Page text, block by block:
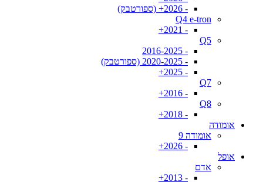
- 2026+ (ספורטבק)
Q4 e-tron
- 2021+
Q5
- 2016-2025
- 2020-2025 (ספורטבק)
- 2025+
Q7
- 2016+
Q8
- 2018+
אומודה
אומודה 9
- 2026+
אופל
אדם
- 2013+